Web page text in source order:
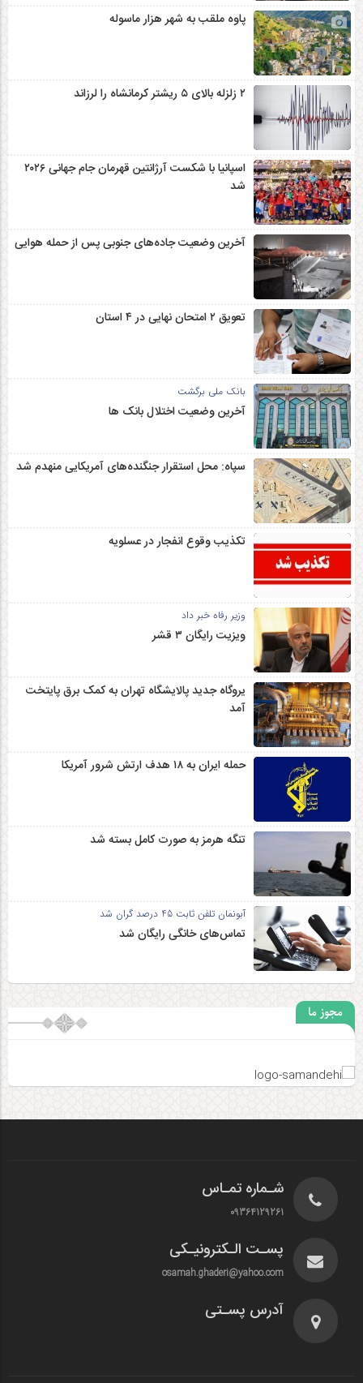
پاوه ملقب به شهر هزار ماسوله
۲ زلزله‌ بالای ۵ ریشتر کرمانشاه را لرزاند
اسپانیا با شکست آرژانتین قهرمان جام جهانی ۲۰۲۶
شد
آخرین وضعیت جاده‌های جنوبی پس از حمله هوایی
تعویق ۲ امتحان نهایی در ۴ استان
بانک ملی برگشت
آخرین وضعیت اختلال بانک ها
سپاه: محل استقرار جنگنده‌های آمریکایی منهدم شد
تکذیب وقوع انفجار در عسلویه
وزیر رفاه خبر داد
ویزیت رایگان ۳ قشر
یروگاه جدید پالایشگاه تهران به کمک برق پایتخت
آمد
حمله ایران به ۱۸ هدف ارتش شرور آمریکا
تنگه هرمز به صورت کامل بسته شد
آبونمان تلفن ثابت 45 درصد گران شد
تماس‌های خانگی رایگان شد
مجوز ما
شـماره تمـاس
09364129261
پسـت الـکترونیـکی
osamah.ghaderi@yahoo.com
آدرس پسـتی